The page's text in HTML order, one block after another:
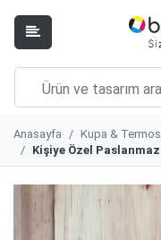
Anasayfa Kupa & Termos
Kişiye Özel